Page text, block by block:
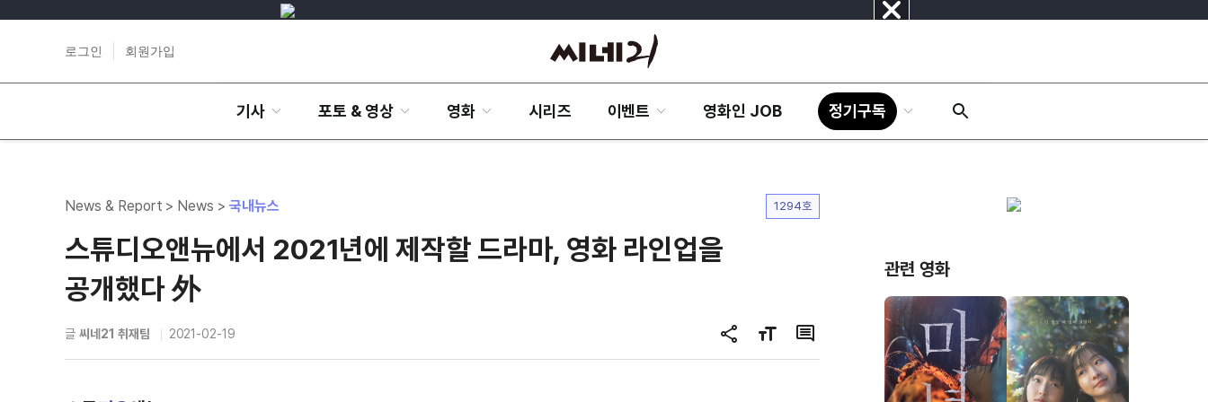
닫
로그인 회원가입
기사 포토 & 영상 영화 시리즈 이벤트 영화인 JOB 정기구독
News & Report > News >국내뉴스 1294호
스튜디오앤뉴에서 2021년에 제작할 드라마, 영화 라인업을
공개했다 外
글 씨네21 취재팀 2021-02-19
공
유
글
자
댓
글
관련 영화